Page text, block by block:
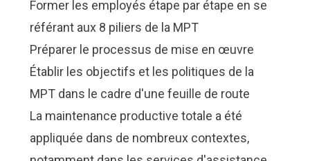
Former les employés étape par étape en se
référant aux 8 piliers de la MPT
Préparer le processus de mise en œuvre
Établir les objectifs et les politiques de la
MPT dans le cadre d'une feuille de route
La maintenance productive totale a été
appliquée dans de nombreux contextes,